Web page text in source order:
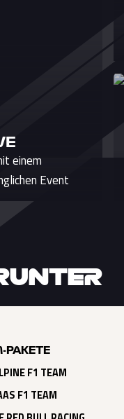
einem
Event
PAKETE
F1 TEAM
F1 TEAM